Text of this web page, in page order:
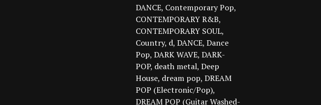
DANCE Contemporary Pop
CONTEMPORARY R&B
CONTEMPORARY SOUL
Country d DANCE Dance
Pop DARK WAVE DARK-
POP death metal Deep
House dream pop DREAM
POP (Electronic/Pop)
DREAM POP (Guitar Washed-